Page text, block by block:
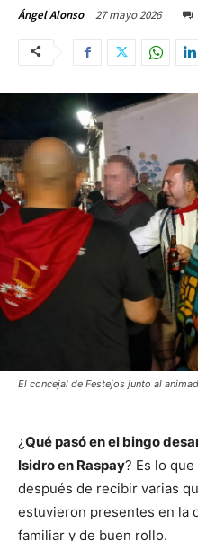
Ángel Alonso 27 mayo 2026
El concejal de Festejos junto al
¿Qué pasó en el bingo
Isidro en Raspay? Es lo
después de recibir varias
estuvieron presentes en la
familiar y de buen rollo.